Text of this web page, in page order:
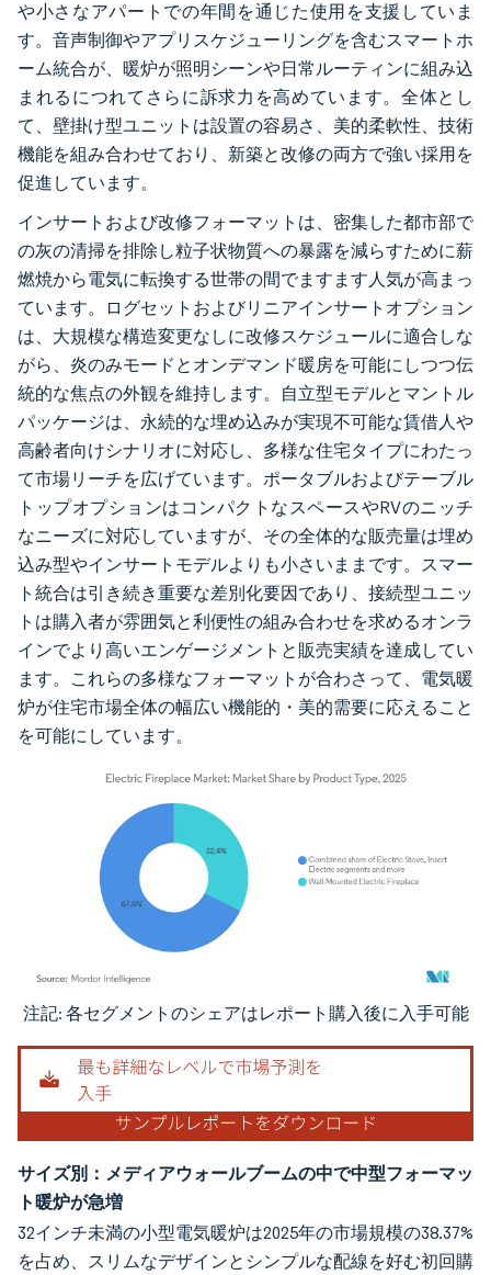
や小さなアパートでの年間を通じた使用を支援していま
す。音声制御やアプリスケジューリングを含むスマートホ
ーム統合が、暖炉が照明シーンや日常ルーティンに組み込
まれるにつれてさらに訴求力を高めています。全体とし
て、壁掛け型ユニットは設置の容易さ、美的柔軟性、技術
機能を組み合わせており、新築と改修の両方で強い採用を
促進しています。
インサートおよび改修フォーマットは、密集した都市部で
の灰の清掃を排除し粒子状物質への暴露を減らすために薪
燃焼から電気に転換する世帯の間でますます人気が高まっ
ています。ログセットおよびリニアインサートオプション
は、大規模な構造変更なしに改修スケジュールに適合しな
がら、炎のみモードとオンデマンド暖房を可能にしつつ伝
統的な焦点の外観を維持します。自立型モデルとマントル
パッケージは、永続的な埋め込みが実現不可能な賃借人や
高齢者向けシナリオに対応し、多様な住宅タイプにわたっ
て市場リーチを広げています。ポータブルおよびテーブル
トップオプションはコンパクトなスペースやRVのニッチ
なニーズに対応していますが、その全体的な販売量は埋め
込み型やインサートモデルよりも小さいままです。スマー
ト統合は引き続き重要な差別化要因であり、接続型ユニッ
トは購入者が雰囲気と利便性の組み合わせを求めるオンラ
インでより高いエンゲージメントと販売実績を達成してい
ます。これらの多様なフォーマットが合わさって、電気暖
炉が住宅市場全体の幅広い機能的・美的需要に応えること
を可能にしています。
画像 © Mordor Intelligence。再利用にはCC BY 4.0の表示が必要です。
注記: 各セグメントのシェアはレポート購入後に入手可能
サイズ別：メディアウォールブームの中で中型フォーマッ
ト暖炉が急増
32インチ未満の小型電気暖炉は2025年の市場規模の38.37%
を占め、スリムなデザインとシンプルな配線を好む初回購